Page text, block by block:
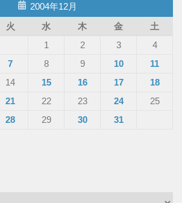
2004年12月
火 水 木 金
土
1
2 3
4
7 8 9 10
11
14 15 16 17
18
21 22 23 24
25
28 29 30
31